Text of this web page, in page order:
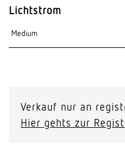
Lichtstrom
Verkauf nur an
Hier gehts zur